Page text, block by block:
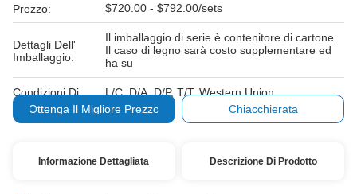
Prezzo: $720.00 - $792.00/sets
Dettagli Dell'
Imballaggio:
Il imballaggio di serie è contenitore di cartone.
Il caso di legno sarà costo supplementare ed
ha su
Condizioni Di
Pagamento:
L/C, D/A, D/P, T/T, Western Union
Ottenga Il Migliore Prezzo
Chiacchierata
Informazione Dettagliata Descrizione Di Prodotto